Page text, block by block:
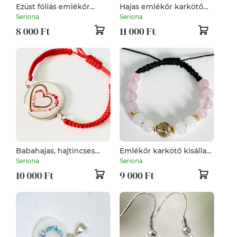
Ezüst fóliás emlékőr
pandora gyöngy (hajjal
Seriona
8 000 Ft
Hajas emlékőr karkötő
vagy medál
Seriona
11 000 Ft
Babahajas, hajtincses
emlékőr karlánc
Seriona
10 000 Ft
Emlékőr karkötő kisállat
szőrrel, hajjal vagy
Seriona
9 000 Ft